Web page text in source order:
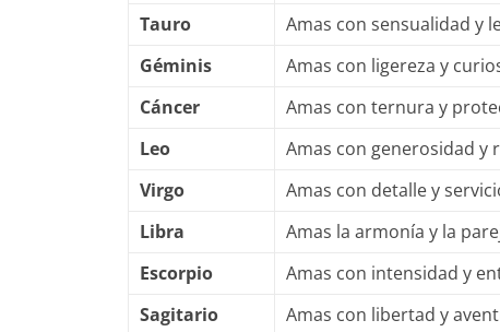
Tauro
Amas con sensualidad y
Géminis
Amas con ligereza y
Cáncer
Amas con ternura y
Leo
Amas con generosidad y
Virgo
Amas con detalle y
Libra
Amas la armonía y la
Escorpio
Amas con intensidad y
Sagitario
Amas con libertad y